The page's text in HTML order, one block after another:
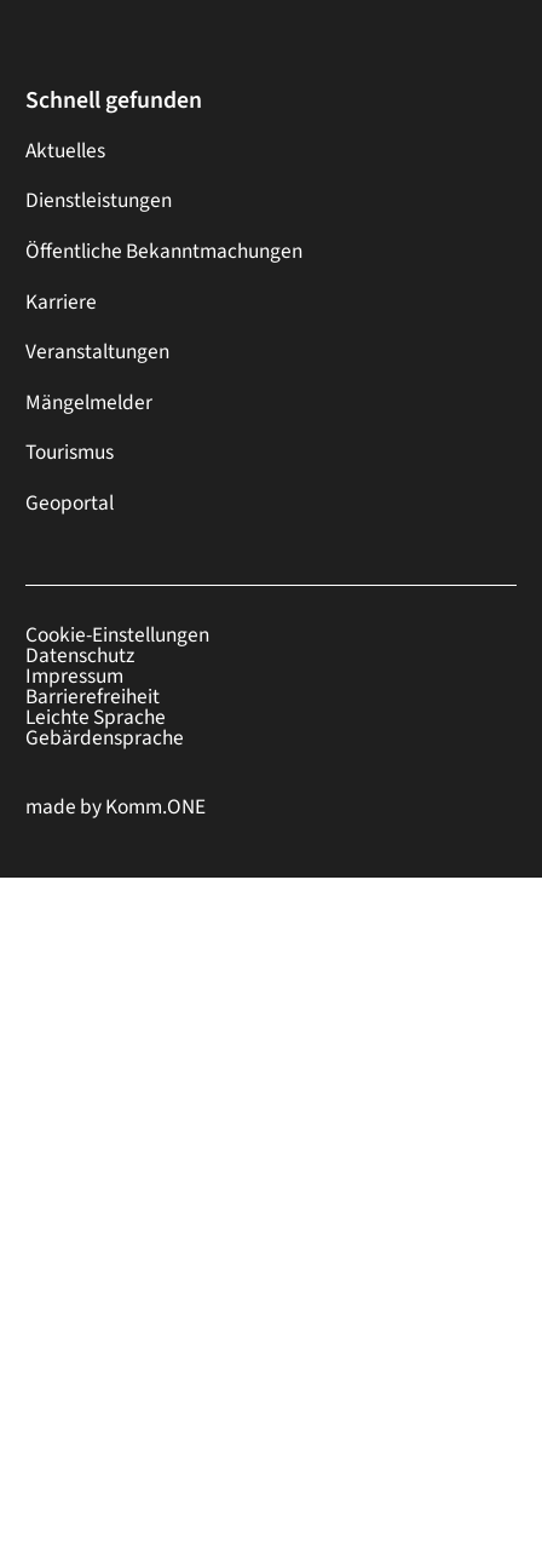
Schnell gefunden
Aktuelles
Dienstleistungen
Öffentliche Bekanntmachungen
Karriere
Veranstaltungen
Mängelmelder
Tourismus
Geoportal
Cookie-Einstellungen
Datenschutz
Impressum
Barrierefreiheit
Leichte Sprache
Gebärdensprache
made byKomm.ONE